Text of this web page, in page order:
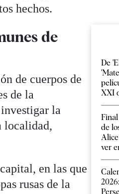
hechos.
de
de cuerpos de
de la
la
localidad,
en las que
rusas de la
De
XXI
de
ver